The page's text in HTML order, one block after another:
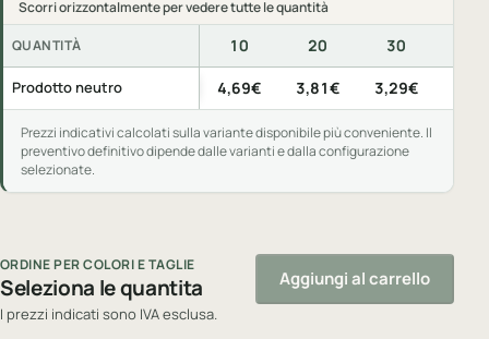
Scorri orizzontalmente per vedere tutte le quantità
Prezzi indicativi per pezzo, IVA esclusa, per quantità di
QUANTITÀ 10 20 30
Prodotto neutro 4,69€ 3,81€ 3,29€
Prezzi indicativi calcolati sulla variante disponibile più conveniente. Il
preventivo definitivo dipende dalle varianti e dalla configurazione
selezionate.
ORDINE PER COLORI E TAGLIE
Seleziona le quantita
I prezzi indicati sono IVA esclusa.
Aggiungi al carrello